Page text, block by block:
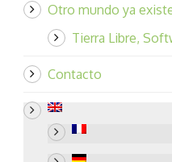
Otro mundo ya
Tierra Libre,
Contacto